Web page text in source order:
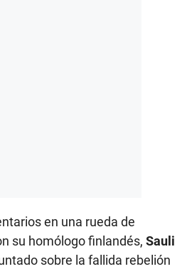
en una rueda de
su homólogo finlandés, Sauli
sobre la fallida rebelión